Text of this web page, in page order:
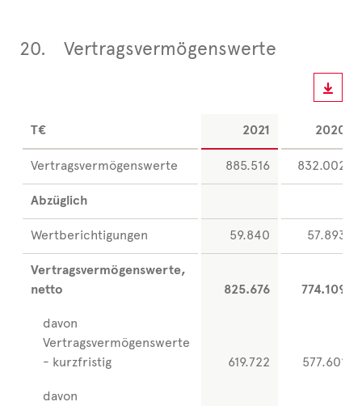
20. Vertragsvermögenswerte
T€ 2021 2020
Vertragsvermögenswerte 885.516 832.002
Abzüglich
Wertberichtigungen 59.840 57.893
Vertragsvermögenswerte,
netto
825.676 774.109
davon
Vertragsvermögenswerte
- kurzfristig
619.722 577.601
davon